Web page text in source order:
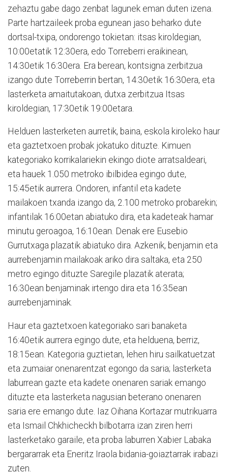
zehaztu gabe dago zenbat lagunek eman duten izena.
Parte hartzaileek proba egunean jaso beharko dute
dortsal-txipa, ondorengo tokietan: itsas kiroldegian,
10:00etatik 12:30era, edo Torreberri eraikinean,
14:30etik 16:30era. Era berean, kontsigna zerbitzua
izango dute Torreberrin bertan, 14:30etik 16:30era, eta
lasterketa amaitutakoan, dutxa zerbitzua Itsas
kiroldegian, 17:30etik 19:00etara.
Helduen lasterketen aurretik, baina, eskola kiroleko haur
eta gaztetxoen probak jokatuko dituzte. Kimuen
kategoriako korrikalariekin ekingo diote arratsaldeari,
eta hauek 1.050 metroko ibilbidea egingo dute,
15:45etik aurrera. Ondoren, infantil eta kadete
mailakoen txanda izango da, 2.100 metroko probarekin;
infantilak 16:00etan abiatuko dira, eta kadeteak hamar
minutu geroagoa, 16:10ean. Denak ere Eusebio
Gurrutxaga plazatik abiatuko dira. Azkenik, benjamin eta
aurrebenjamin mailakoak ariko dira saltaka, eta 250
metro egingo dituzte Saregile plazatik aterata;
16:30ean benjaminak irtengo dira eta 16:35ean
aurrebenjaminak.
Haur eta gaztetxoen kategoriako sari banaketa
16:40etik aurrera egingo dute, eta helduena, berriz,
18:15ean. Kategoria guztietan, lehen hiru sailkatuetzat
eta zumaiar onenarentzat egongo da saria; lasterketa
laburrean gazte eta kadete onenaren sariak emango
dituzte eta lasterketa nagusian beterano onenaren
saria ere emango dute. Iaz Oihana Kortazar mutrikuarra
eta Ismail Chkhicheckh bilbotarra izan ziren herri
lasterketako garaile, eta proba laburren Xabier Labaka
bergararrak eta Eneritz Iraola bidania-goiaztarrak irabazi
zuten.